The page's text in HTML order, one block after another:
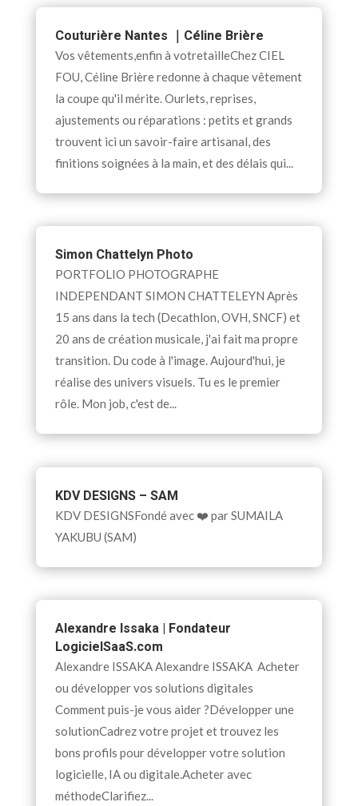
Couturière Nantes ｜Céline Brière
Vos vêtements,enfin à votretailleChez CIEL
FOU, Céline Brière redonne à chaque vêtement
la coupe qu'il mérite. Ourlets, reprises,
ajustements ou réparations : petits et grands
trouvent ici un savoir-faire artisanal, des
finitions soignées à la main, et des délais qui...
Simon Chattelyn Photo
PORTFOLIO PHOTOGRAPHE
INDEPENDANT SIMON CHATTELEYN Après
15 ans dans la tech (Decathlon, OVH, SNCF) et
20 ans de création musicale, j'ai fait ma propre
transition. Du code à l'image. Aujourd'hui, je
réalise des univers visuels. Tu es le premier
rôle. Mon job, c'est de...
KDV DESIGNS – SAM
KDV DESIGNSFondé avec ❤️ par SUMAILA
YAKUBU (SAM)
Alexandre Issaka | Fondateur
LogicielSaaS.com
Alexandre ISSAKA Alexandre ISSAKA Acheter
ou développer vos solutions digitales
Comment puis-je vous aider ?Développer une
solutionCadrez votre projet et trouvez les
bons profils pour développer votre solution
logicielle, IA ou digitale.Acheter avec
méthodeClarifiez...